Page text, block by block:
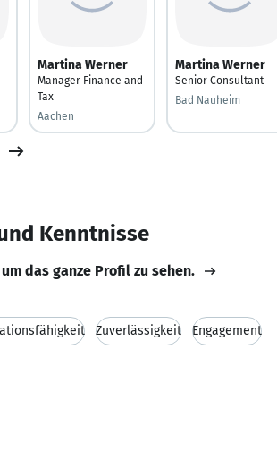
Martina Werner
Manager Finance and
Tax
Aachen
Martina Werner
Senior Consultant
Bad Nauheim
Kenntnisse
das ganze Profil zu sehen.
Zuverlässigkeit Engagement